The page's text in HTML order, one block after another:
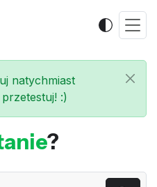
natychmiast
:)
?